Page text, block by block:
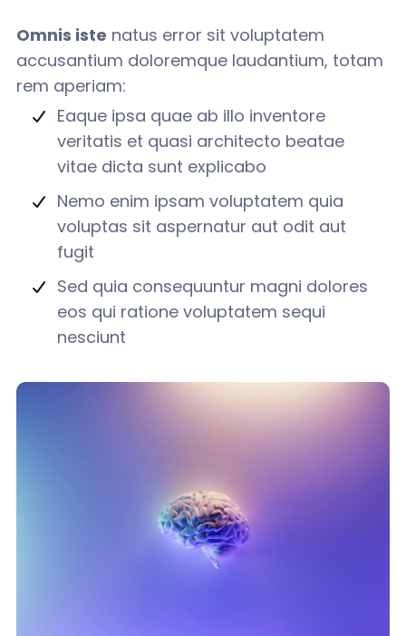
Omnis iste natus error sit voluptatem
accusantium doloremque laudantium, totam
rem aperiam:
Eaque ipsa quae ab illo inventore
veritatis et quasi architecto beatae
vitae dicta sunt explicabo
Nemo enim ipsam voluptatem quia
voluptas sit aspernatur aut odit aut
fugit
Sed quia consequuntur magni dolores
eos qui ratione voluptatem sequi
nesciunt